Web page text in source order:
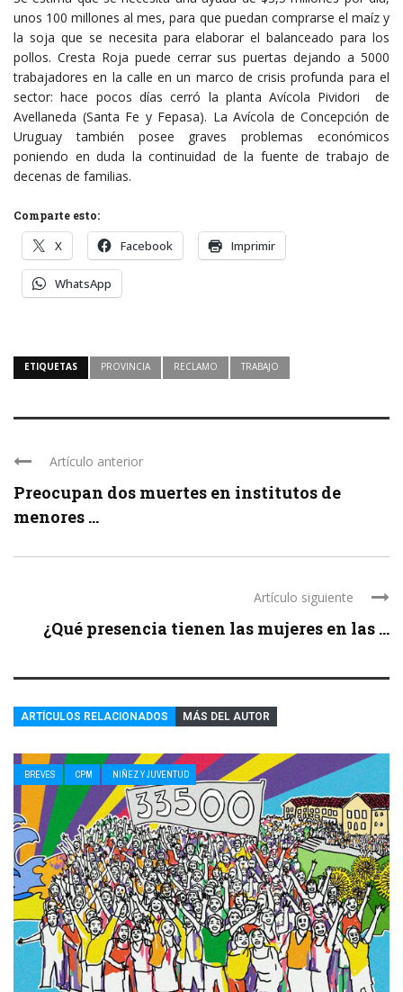
unos 100 millones al mes, para que puedan comprarse el maíz y
la soja que se necesita para elaborar el balanceado para los
pollos. Cresta Roja puede cerrar sus puertas dejando a 5000
trabajadores en la calle en un marco de crisis profunda para el
sector: hace pocos días cerró la planta Avícola Pividori de
Avellaneda (Santa Fe y Fepasa). La Avícola de Concepción de
Uruguay también posee graves problemas económicos
poniendo en duda la continuidad de la fuente de trabajo de
decenas de familias.
Comparte esto:
X Facebook Imprimir
WhatsApp
ETIQUETAS PROVINCIA RECLAMO TRABAJO
Artículo anterior
Preocupan dos muertes en institutos de
menores ...
Artículo siguiente
¿Qué presencia tienen las mujeres en las ...
ARTÍCULOS RELACIONADOS MÁS DEL AUTOR
BREVES CPM NIÑEZ Y JUVENTUD